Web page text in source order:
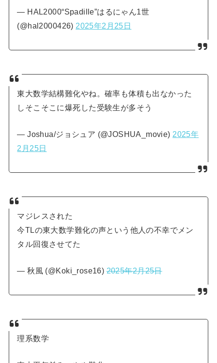
— HAL2000“Spadille”はるにゃん1世
(@hal2000426) 2025年2月25日
東大数学結構難化やね。確率も体積も出なかった
しそこそこに爆死した受験生が多そう
— Joshua/ジョシュア (@JOSHUA_movie) 2025年
2月25日
マジレスされた
今TLの東大数学難化の声という他人の不幸でメン
タル回復させてた
— 秋風 (@Koki_rose16)2025年2月25日
理系数学